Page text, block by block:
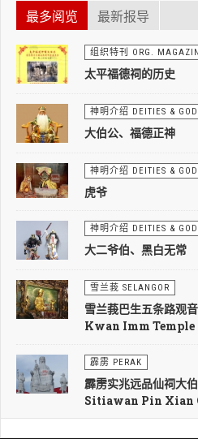
最多阅览 最新报导
组织特刊 ORG.
太平福德祠的历史
神明介绍 DEITIES &
大伯公、福德正神
神明介绍 DEITIES &
虎爷
神明介绍 DEITIES &
大二爷伯、黑白无常
雪兰莪 SELANGOR
雪兰莪巴生五条路
Kwan Imm Temple
霹雳 PERAK
霹雳实兆远品仙祠大
Sitiawan Pin Xian